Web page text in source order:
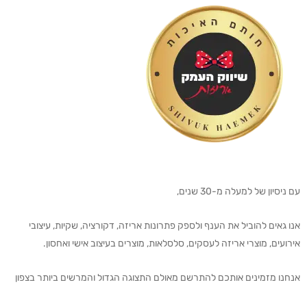
עם ניסיון של למעלה מ-30 שנים,
אנו גאים להוביל את הענף ולספק פתרונות אריזה, דקורציה, שקיות, עיצובי
אירועים, מוצרי אריזה לעסקים, סלסלאות, מוצרים בעיצוב אישי ואחסון.
אנחנו מזמינים אותכם להתרשם מאולם התצוגה הגדול והמרשים ביותר בצפון